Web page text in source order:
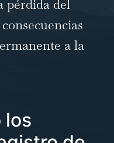
pérdida del
a la
los